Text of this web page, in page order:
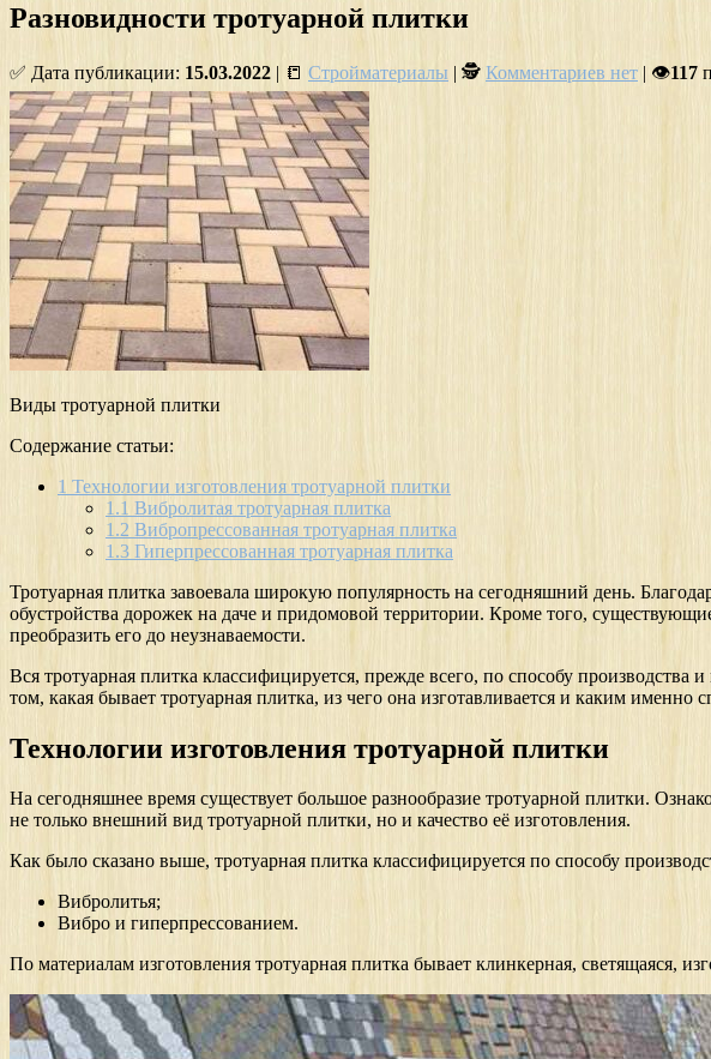
Разновидности тротуарной плитки
✅ Дата публикации: 15.03.2022 | 📒 Стройматериалы | 🕵 Комментариев нет | 👁117
Виды тротуарной плитки
Содержание статьи:
1 Технологии изготовления тротуарной плитки
1.1 Вибролитая тротуарная плитка
1.2 Вибропрессованная тротуарная плитка
1.3 Гиперпрессованная тротуарная плитка
Тротуарная плитка завоевала широкую популярность на сегодняшний день.
обустройства дорожек на даче и придомовой территории. Кроме того,
преобразить его до неузнаваемости.
Вся тротуарная плитка классифицируется, прежде всего, по способу производства
том, какая бывает тротуарная плитка, из чего она изготавливается и каким именно
Технологии изготовления тротуарной плитки
На сегодняшнее время существует большое разнообразие тротуарной плитки.
не только внешний вид тротуарной плитки, но и качество её изготовления.
Как было сказано выше, тротуарная плитка классифицируется по способу
Вибролитья;
Вибро и гиперпрессованием.
По материалам изготовления тротуарная плитка бывает клинкерная, светящаяся,